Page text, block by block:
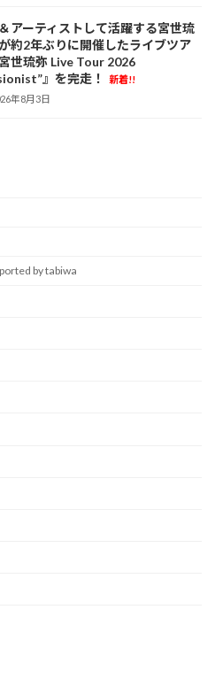
アーティストして活躍する宮世琉
約2年ぶりに開催したライブツア
世琉弥 Live Tour 2026
』を完走！
新着!!
年8月3日
by tabiwa